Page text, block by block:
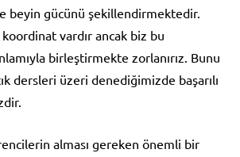
beyin gücünü şekillendirmektedir.
vardır ancak biz bu
birleştirmekte zorlanırız. Bunu
dersleri üzeri denediğimizde başarılı
alması gereken önemli bir